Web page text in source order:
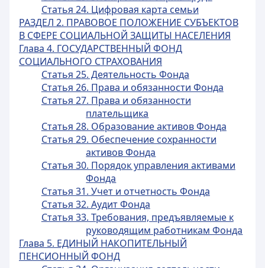
Статья 24. Цифровая карта семьи
РАЗДЕЛ 2. ПРАВОВОЕ ПОЛОЖЕНИЕ СУБЪЕКТОВ
В СФЕРЕ СОЦИАЛЬНОЙ ЗАЩИТЫ НАСЕЛЕНИЯ
Глава 4. ГОСУДАРСТВЕННЫЙ ФОНД
СОЦИАЛЬНОГО СТРАХОВАНИЯ
Статья 25. Деятельность Фонда
Статья 26. Права и обязанности Фонда
Статья 27. Права и обязанности
плательщика
Статья 28. Образование активов Фонда
Статья 29. Обеспечение сохранности
активов Фонда
Статья 30. Порядок управления активами
Фонда
Статья 31. Учет и отчетность Фонда
Статья 32. Аудит Фонда
Статья 33. Требования, предъявляемые к
руководящим работникам Фонда
Глава 5. ЕДИНЫЙ НАКОПИТЕЛЬНЫЙ
ПЕНСИОННЫЙ ФОНД